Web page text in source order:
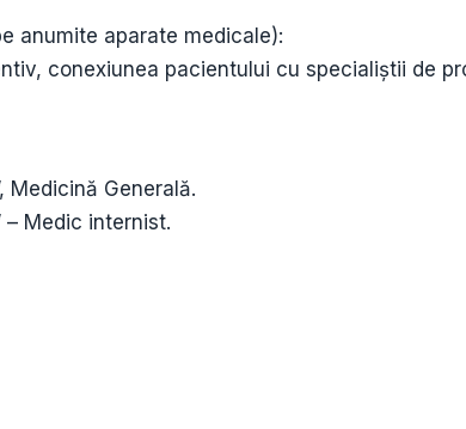
anumite aparate medicale):
conexiunea pacientului cu specialiștii de
Medicină Generală.
– Medic internist.